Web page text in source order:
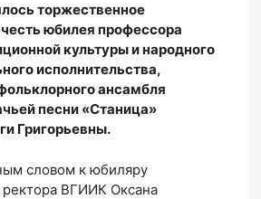
торжественное
юбилея профессора
культуры и народного
исполнительства,
ансамбля
песни «Станица»
Григорьевны.
словом к юбиляру
ректора ВГИИК Оксана